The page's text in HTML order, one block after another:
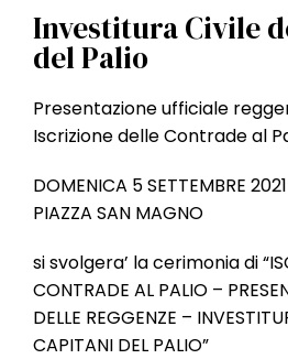
Investitura Civile
del Palio
Presentazione ufficiale
Iscrizione delle Contrade al
DOMENICA 5 SETTEMBRE
PIAZZA SAN MAGNO
si svolgera’ la cerimonia di
CONTRADE AL PALIO –
DELLE REGGENZE –
CAPITANI DEL PALIO”